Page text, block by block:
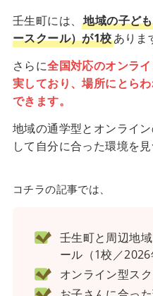
壬生町には、地域の子ど
ースクール）が1校ありま
さらに全国対応のオンラ
実しており、場所にとら
できます。
地域の通学型とオンライ
して自分に合った環境を見
コチラの記事では、
壬生町と周辺地
ール（1校／2026
オンライン型ス